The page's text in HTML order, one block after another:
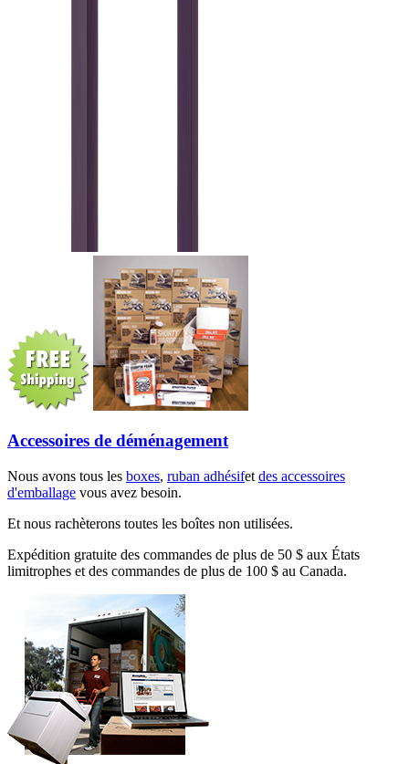
Accessoires de déménagement
Nous avons tous les boxes, ruban adhésifet des accessoires
d'emballage vous avez besoin.
Et nous rachèterons toutes les boîtes non utilisées.
Expédition gratuite des commandes de plus de 50 $ aux États
limitrophes et des commandes de plus de 100 $ au Canada.